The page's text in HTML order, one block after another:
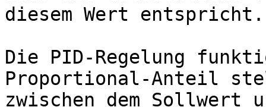
diesem Wert entspricht.
Die PID-Regelung
Proportional-Anteil
zwischen dem Sollwert